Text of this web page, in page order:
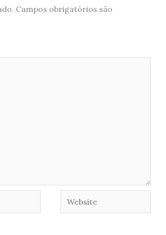
Campos obrigatórios são
Website